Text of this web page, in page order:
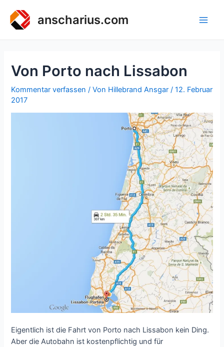
Inhalt
springen
anscharius.com
Von Porto nach Lissabon
Kommentar verfassen / Von Hillebrand Ansgar /12. Februar
2017
Eigentlich ist die Fahrt von Porto nach Lissabon kein Ding.
Aber die Autobahn ist kostenpflichtig und für